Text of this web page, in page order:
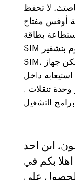
لا تحفظ
أوفس مفتاح
ﺑﻄﺎﻗﺔ
SIM ﺃﻥ ﺗﺤﺘﻮﻱ ﻋﻠﻰ ﺭﻗﺎﻗﺔ ﺩﻗﻴﻘﺔ ﺗﻘﻮﻡ ﺑﺘﺸﻔﻴﺮ
SIM. ﺇﺭﺳﺎﻻﺕ ﺍﻟﺼﻮﺕ ﻭﺍﻟﺒﻴﺎﻧﺎﺕ ﻭﻳﻤﻜﻦ ﺟﻬﺎﺯ
ﺩﺍﺧﻞ
ﻭﺣﺪﺓ ﺗﻨﻘﻼﺕ .
ﺍﻟﺘﺸﻐﻴﻞ
اين اجد
اهلا بكم في
على